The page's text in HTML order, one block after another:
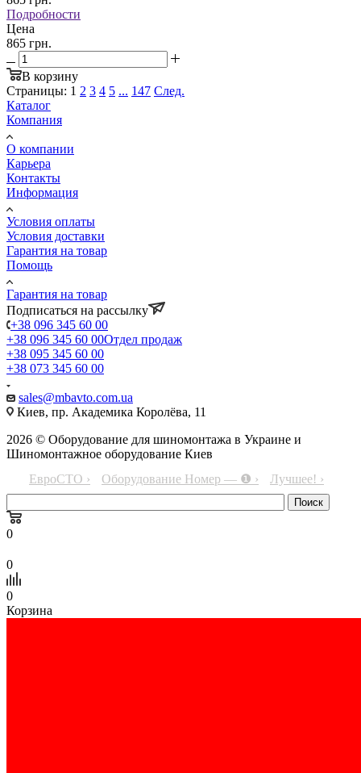
Подробности
Цена
865 грн.
В корзину
Страницы: 1 2 3 4 5 ... 147 След.
Каталог
Компания
О компании
Карьера
Контакты
Информация
Условия оплаты
Условия доставки
Гарантия на товар
Помощь
Гарантия на товар
Подписаться на рассылку
+38 096 345 60 00
+38 096 345 60 00Отдел продаж
+38 095 345 60 00
+38 073 345 60 00
sales@mbavto.com.ua
Киев, пр. Академика Королёва, 11
2026 © Оборудование для шиномонтажа в Украине и
Шиномонтажное оборудование Киев
ЕвроСТО ›
Оборудование Номер — ❶ › Лучшее! ›
0
0
0
Корзина